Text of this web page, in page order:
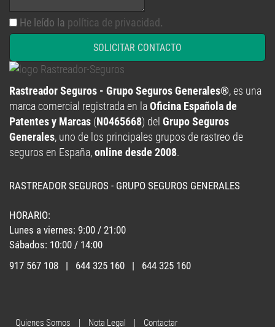
He leído la política de privacidad.
SOLICITAR CONTACTO
Rastreador Seguros - Grupo Seguros Generales®, es una
marca comercial registrada en laOficina Española de
Patentes y Marcas (N0465668) del Grupo Seguros
Generales, uno de los principales grupos de rastreo de
seguros en España,online desde 2008.
RASTREADOR SEGUROS - GRUPO SEGUROS GENERALES
HORARIO:
Lunes a viernes: 9:00 / 21:00
Sábados: 10:00 / 14:00
917 567 108 | 644 325 160 | 644 325 160
Quienes Somos | Nota Legal | Contactar